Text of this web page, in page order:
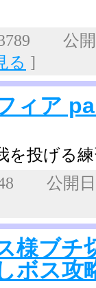
3789 公
る ]
ィア
を投げる
48 公開
様ブ
ボス攻